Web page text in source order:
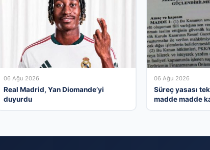
06 Ağu 2026
Real Madrid, Yan Diomande’yi
duyurdu
06 Ağu 2026
Süreç yasası
madde madde